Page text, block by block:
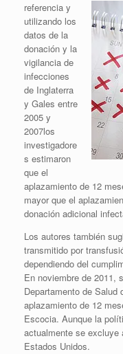
referencia y
utilizando los
datos de la
donación y la
vigilancia de
infecciones
de Inglaterra
y Gales entre
2005 y
2007los
investigadore
s estimaron
que el
aplazamiento de 12
mayor que el
donación adicional
Los autores también
transmitido por
dependiendo del
En noviembre de 2011,
Departamento de Salud
aplazamiento de 12
Escocia. Aunque la
actualmente se excluye
Estados Unidos.